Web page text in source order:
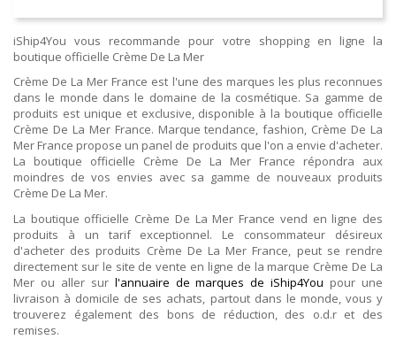
iShip4You vous recommande pour votre shopping en ligne la
boutique officielle Crème De La Mer
Crème De La Mer France est l'une des marques les plus reconnues
dans le monde dans le domaine de la cosmétique. Sa gamme de
produits est unique et exclusive, disponible à la boutique officielle
Crème De La Mer France. Marque tendance, fashion, Crème De La
Mer France propose un panel de produits que l'on a envie d'acheter.
La boutique officielle Crème De La Mer France répondra aux
moindres de vos envies avec sa gamme de nouveaux produits
Crème De La Mer.
La boutique officielle Crème De La Mer France vend en ligne des
produits à un tarif exceptionnel. Le consommateur désireux
d'acheter des produits Crème De La Mer France, peut se rendre
directement sur le site de vente en ligne de la marque Crème De La
Mer ou aller sur l'annuaire de marques de iShip4You pour une
livraison à domicile de ses achats, partout dans le monde, vous y
trouverez également des bons de réduction, des o.d.r et des
remises.